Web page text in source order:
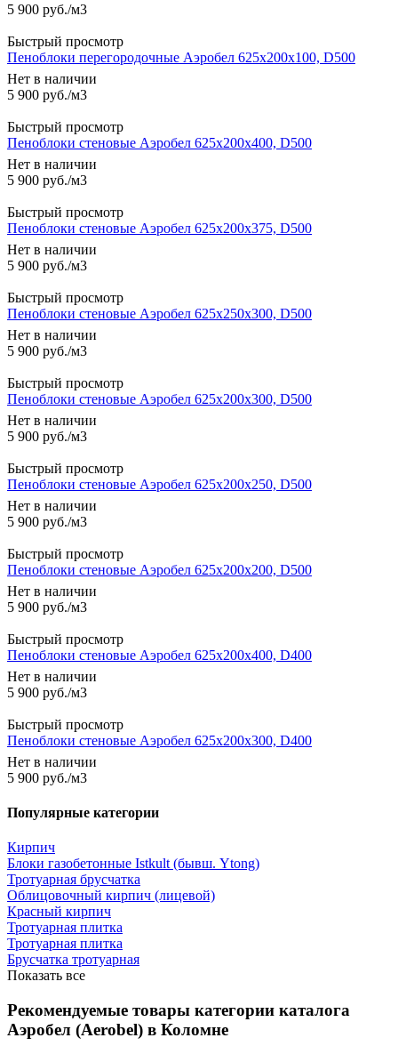
5 900 руб./м3
Быстрый просмотр
Пеноблоки перегородочные Аэробел 625х200х100, D500
Нет в наличии
5 900 руб./м3
Быстрый просмотр
Пеноблоки стеновые Аэробел 625х200х400, D500
Нет в наличии
5 900 руб./м3
Быстрый просмотр
Пеноблоки стеновые Аэробел 625х200х375, D500
Нет в наличии
5 900 руб./м3
Быстрый просмотр
Пеноблоки стеновые Аэробел 625х250х300, D500
Нет в наличии
5 900 руб./м3
Быстрый просмотр
Пеноблоки стеновые Аэробел 625х200х300, D500
Нет в наличии
5 900 руб./м3
Быстрый просмотр
Пеноблоки стеновые Аэробел 625х200х250, D500
Нет в наличии
5 900 руб./м3
Быстрый просмотр
Пеноблоки стеновые Аэробел 625х200х200, D500
Нет в наличии
5 900 руб./м3
Быстрый просмотр
Пеноблоки стеновые Аэробел 625х200х400, D400
Нет в наличии
5 900 руб./м3
Быстрый просмотр
Пеноблоки стеновые Аэробел 625х200х300, D400
Нет в наличии
5 900 руб./м3
Популярные категории
Кирпич
Блоки газобетонные Istkult (бывш. Ytong)
Тротуарная брусчатка
Облицовочный кирпич (лицевой)
Красный кирпич
Тротуарная плитка
Тротуарная плитка
Брусчатка тротуарная
Показать все
Рекомендуемые товары категории каталога
Аэробел (Aerobel) в Коломне